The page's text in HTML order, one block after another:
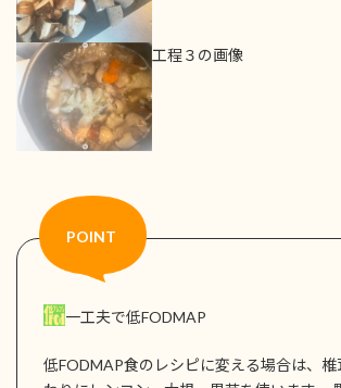
工程３の画像
一工夫で低FODMAP
低FODMAP食のレシピに変える場合は、